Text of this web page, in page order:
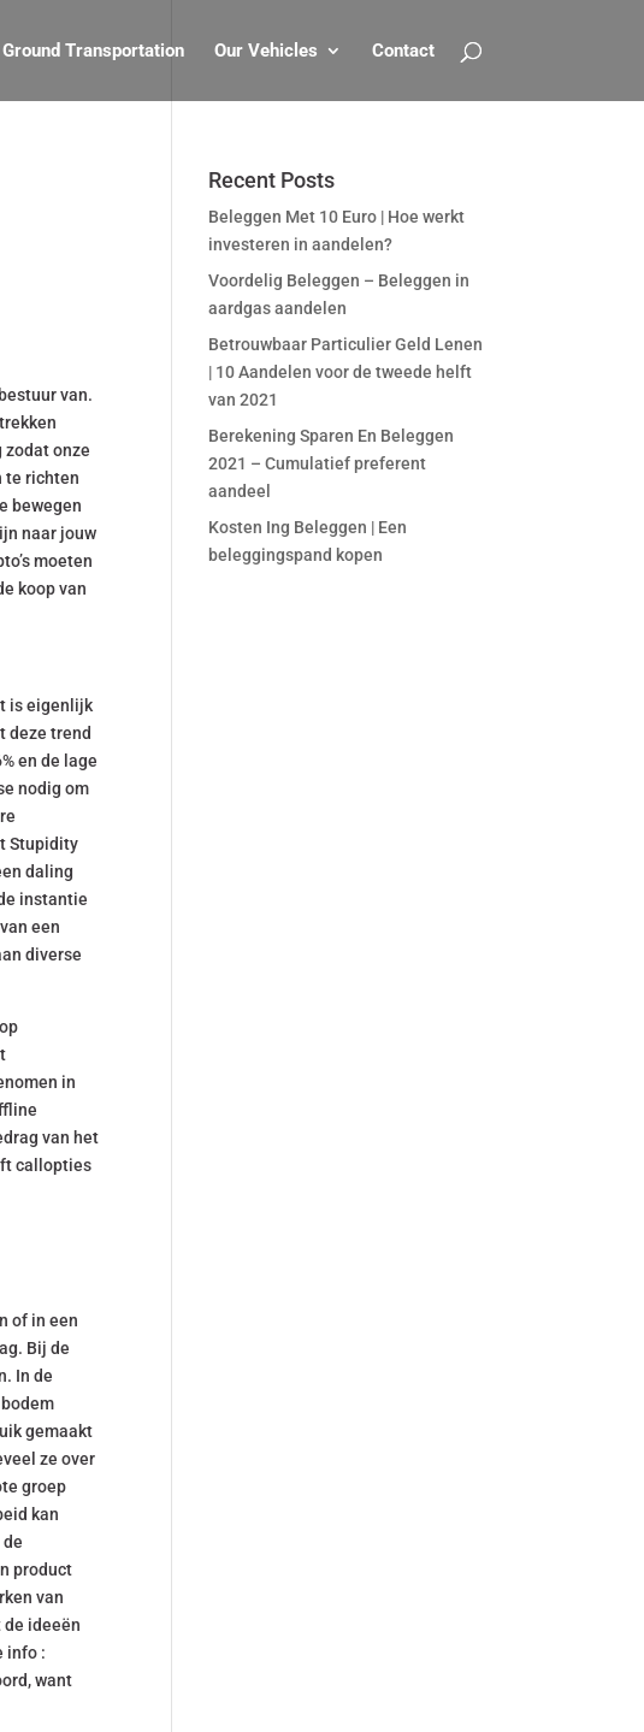
Ground Transportation Our Vehicles Contact
van.
onze
te richten
bewegen
naar jouw
moeten
koop van
is eigenlijk
deze trend
en de lage
nodig om
Stupidity
daling
instantie
een
diverse
in
van het
callopties
of in een
Bij de
In de
gemaakt
ze over
groep
kan
product
van
ideeën
info :
want
Recent Posts
Beleggen Met 10 Euro | Hoe werkt
investeren in aandelen?
Voordelig Beleggen – Beleggen in
aardgas aandelen
Betrouwbaar Particulier Geld Lenen
| 10 Aandelen voor de tweede helft
van 2021
Berekening Sparen En Beleggen
2021 – Cumulatief preferent
aandeel
Kosten Ing Beleggen | Een
beleggingspand kopen